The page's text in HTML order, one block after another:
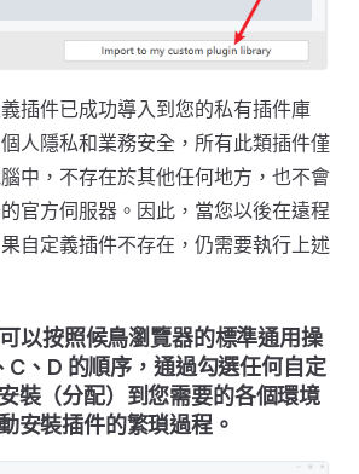
插件已成功導入到您的私有插件庫
人隱私和業務安全，所有此類插件僅
中，不存在於其他任何地方，也不會
官方伺服器。因此，當您以後在遠程
自定義插件不存在，仍需要執行上述
以按照候鳥瀏覽器的標準通用操
C、D 的順序，通過勾選任何自定
裝（分配）到您需要的各個環境
安裝插件的繁瑣過程。